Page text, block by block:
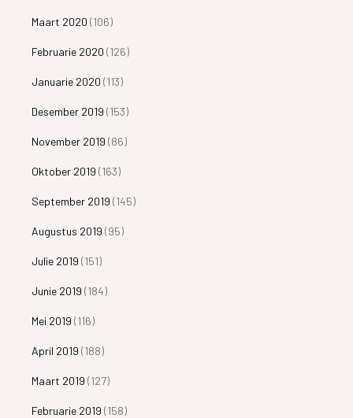
Maart 2020 (106)
Februarie 2020 (126)
Januarie 2020 (113)
Desember 2019 (153)
November 2019 (86)
Oktober 2019 (163)
September 2019 (145)
Augustus 2019 (95)
Julie 2019 (151)
Junie 2019 (184)
Mei 2019 (116)
April 2019 (188)
Maart 2019 (127)
Februarie 2019 (158)